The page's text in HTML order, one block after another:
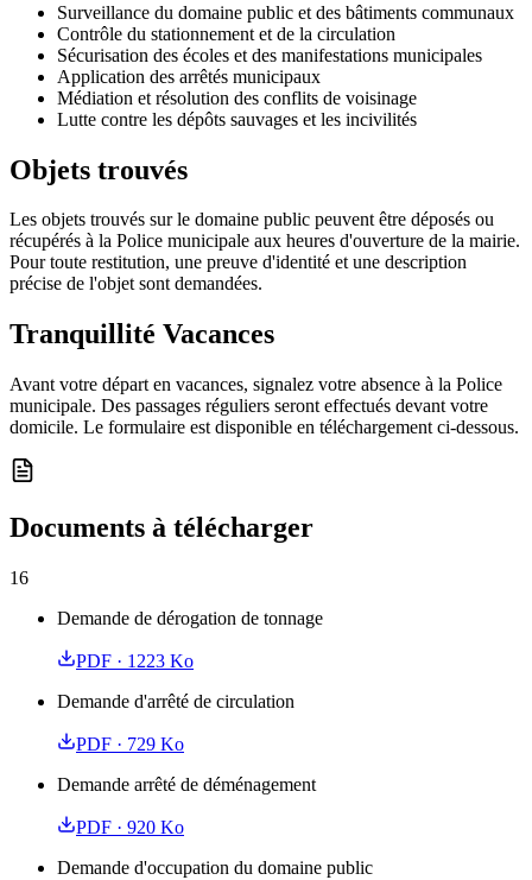
Surveillance du domaine public et des bâtiments communaux
Contrôle du stationnement et de la circulation
Sécurisation des écoles et des manifestations municipales
Application des arrêtés municipaux
Médiation et résolution des conflits de voisinage
Lutte contre les dépôts sauvages et les incivilités
Objets trouvés
Les objets trouvés sur le domaine public peuvent être déposés ou
récupérés à la Police municipale aux heures d'ouverture de la mairie.
Pour toute restitution, une preuve d'identité et une description
précise de l'objet sont demandées.
Tranquillité Vacances
Avant votre départ en vacances, signalez votre absence à la Police
municipale. Des passages réguliers seront effectués devant votre
domicile. Le formulaire est disponible en téléchargement ci-dessous.
Documents à télécharger
16
Demande de dérogation de tonnage
PDF · 1223 Ko
Demande d'arrêté de circulation
PDF · 729 Ko
Demande arrêté de déménagement
PDF · 920 Ko
Demande d'occupation du domaine public